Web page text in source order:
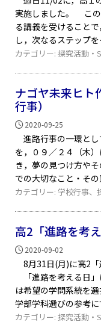
実施しました。 この
る講義を受けること
し，次なるステップ
カテゴリー:探究活動・
ナゴヤ未来ヒト
行事）
2020-09-25
進路行事の一環とし
を，０９／２４（木
き，夢の見つけ方や
での大切なこと・そ
カテゴリー:学校行事、
高2「進路を考
2020-09-02
8月31日(月)に高2「
「進路を考える日
は希望の学問系統を
学部学科選びの参考
カテゴリー:探究活動・